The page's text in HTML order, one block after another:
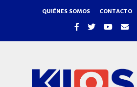
QUIÉNES SOMOS CONTACTO